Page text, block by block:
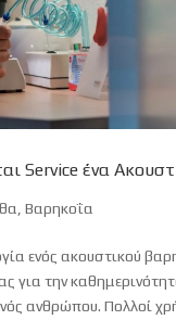
Service ένα
Βαρηκοΐα
ενός ακουστικού
για την
ανθρώπου. Πολλοί